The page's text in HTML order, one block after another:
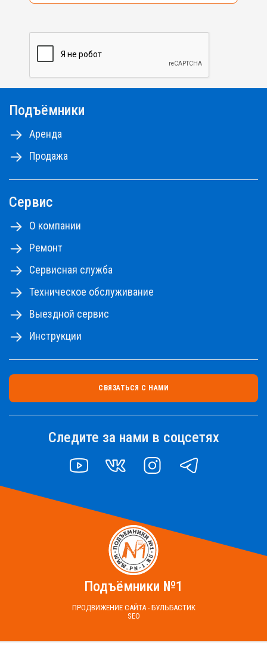
Подъёмники
Аренда
Продажа
Сервис
О компании
Ремонт
Сервисная служба
Техническое обслуживание
Выездной сервис
Инструкции
СВЯЗАТЬСЯ С НАМИ
Следите за нами в соцсетях
YOUTUBE VK INSTAGRAMTELEGRAM
Подъёмники №1
ПРОДВИЖЕНИЕ САЙТА - БУЛЬБАСТИК
SEO